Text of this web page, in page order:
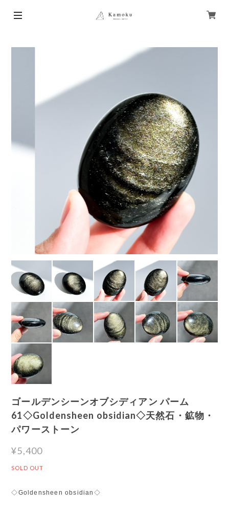
ゴールデンシーンオブシディアン パーム
61◇Goldensheen obsidian◇天然石・鉱物・
パワーストーン
¥5,400
SOLD OUT
◇Goldensheen obsidian◇